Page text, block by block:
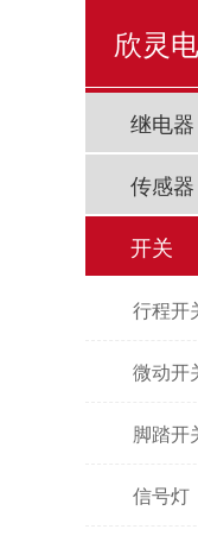
欣灵
继电器
传感器
开关
行程开
微动开
脚踏开
信号灯